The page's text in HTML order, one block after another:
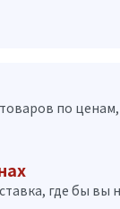
по
где бы вы